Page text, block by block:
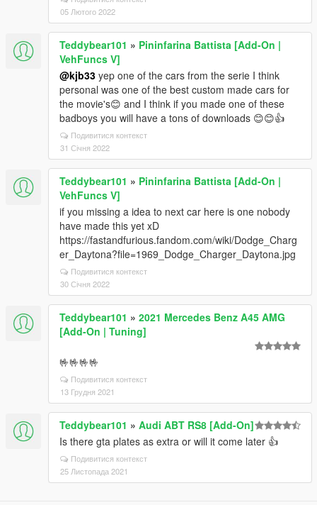
05 Лютого 2022
Teddybear101 » Pininfarina Battista [Add-On |
VehFuncs V]
@kjb33 yep one of the cars from the serie I think
personal was one of the best custom made cars for
the movie's😊 and I think if you made one of these
badboys you will have a tons of downloads 😊😊👍
Подивитися контекст
31 Січня 2022
Teddybear101 » Pininfarina Battista [Add-On |
VehFuncs V]
if you missing a idea to next car here is one nobody
have made this yet xD
https://fastandfurious.fandom.com/wiki/Dodge_Charg
er_Daytona?file=1969_Dodge_Charger_Daytona.jpg
Подивитися контекст
30 Січня 2022
Teddybear101 » 2021 Mercedes Benz A45 AMG
[Add-On | Tuning]
🤟🤟🤟🤟
Подивитися контекст
13 Грудня 2021
Teddybear101 » Audi ABT RS8 [Add-On]
Is there gta plates as extra or will it come later 👍
Подивитися контекст
25 Листопада 2021